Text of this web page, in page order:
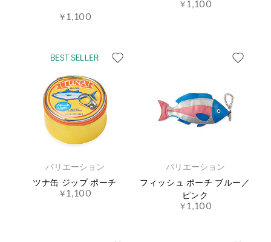
￥1,100
￥1,100
バリエーション
ツナ缶 ジップ ポーチ
￥1,100
バリエーション
フィッシュ ポーチ ブルー／
ピンク
￥1,100